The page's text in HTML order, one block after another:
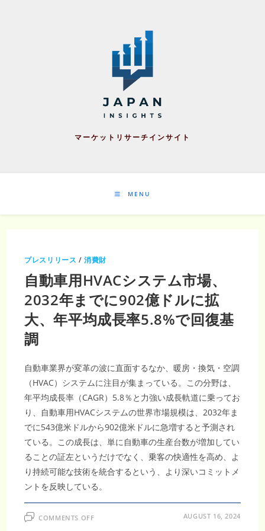
マーケットリサーチインサイト
MENU
プレスリリース /消費財
自動車用HVACシステム市場、
2032年までに902億ドルに拡
大、年平均成長率5.8%で回復基
調
自動車業界が変革の波に直面するなか、暖房・換気・空調
（HVAC）システムに注目が集まっている。この分野は、
年平均成長率（CAGR）5.8％と力強い成長軌道に乗ってお
り、自動車用HVACシステムの世界市場規模は、2032年ま
でに543億米ドルから902億米ドルに急増すると予測され
ている。この成長は、単に自動車の生産台数が増加してい
ることの証左というだけでなく、乗客の快適性を高め、よ
り持続可能な技術を統合するという、より深いコミットメ
ントを反映している。
COMMENTS OFFON AUGUST 16, 2024